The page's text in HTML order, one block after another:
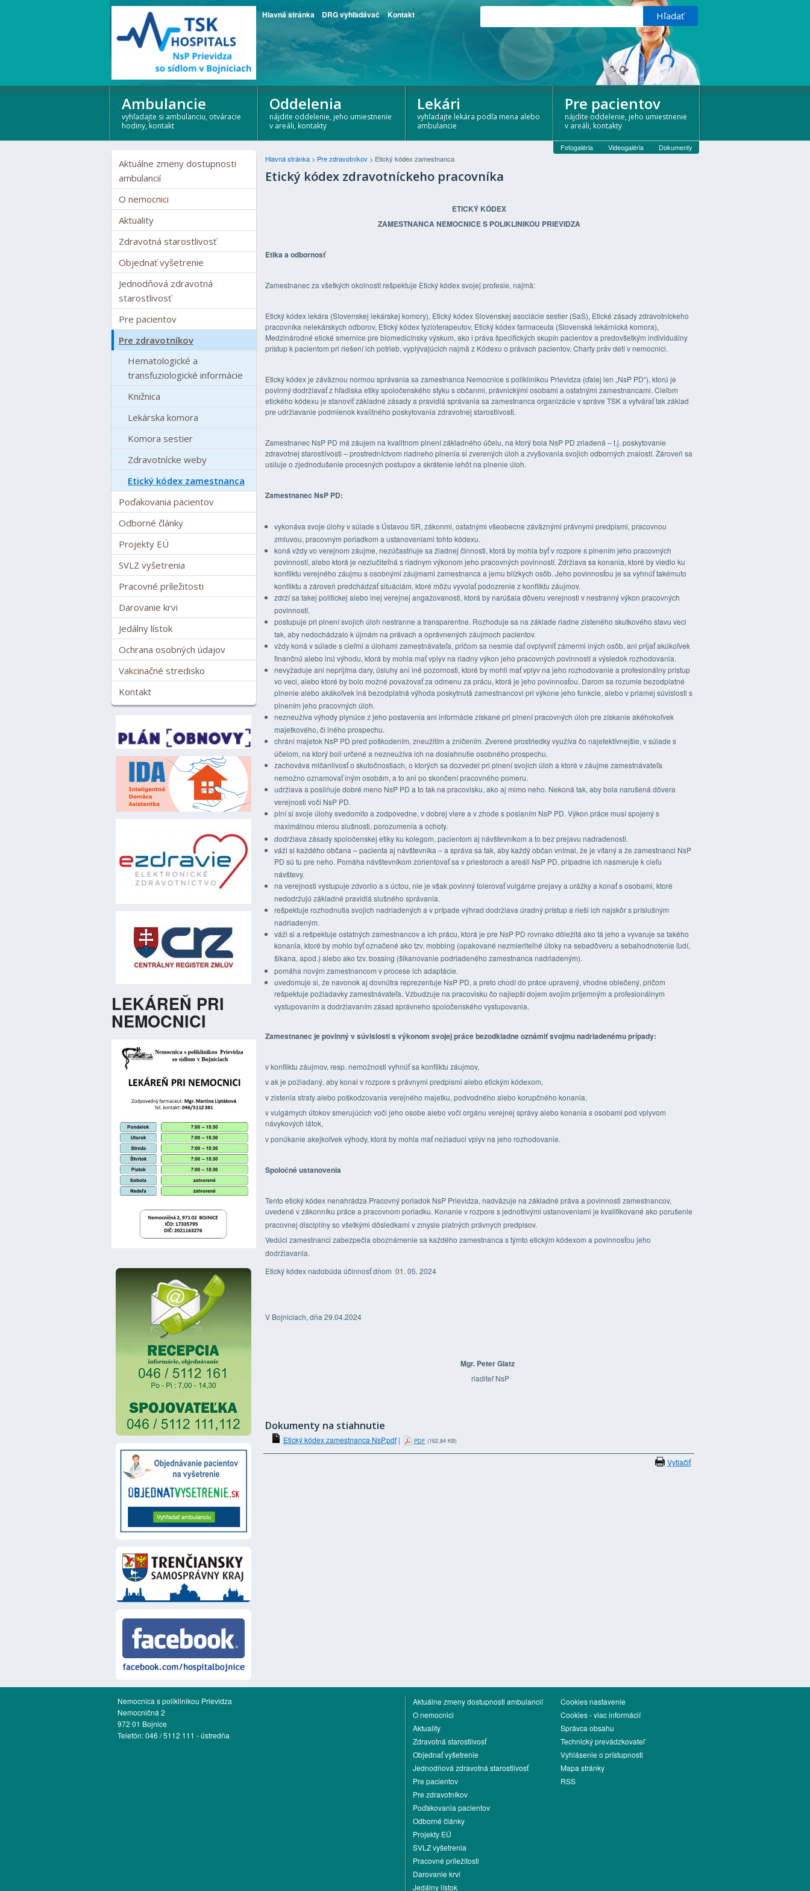
Hlavná stránka DRG vyhľadávač Kontakt
Ambulancie
vyhľadajte si ambulanciu, otváracie
hodiny, kontakt
Oddelenia
nájdite oddelenie, jeho umiestnenie
v areáli, kontakty
Lekári
vyhľadajte lekára podľa mena alebo
ambulancie
Pre pacientov
nájdite oddelenie, jeho umiestnenie
v areáli, kontakty
Aktuálne zmeny dostupnosti
ambulancií
O nemocnici
Aktuality
Zdravotná starostlivosť
Objednať vyšetrenie
Jednodňová zdravotná
starostlivosť
Pre pacientov
Pre zdravotníkov
Hematologické a
transfuziologické informácie
Knižnica
Lekárska komora
Komora sestier
Zdravotnícke weby
Etický kódex zamestnanca
Poďakovania pacientov
Odborné články
Projekty EÚ
SVLZ vyšetrenia
Pracovné príležitosti
Darovanie krvi
Jedálny lístok
Ochrana osobných údajov
Vakcinačné stredisko
Kontakt
LEKÁREŇ PRI
NEMOCNICI
Fotogaléria Videogaléria
Dokumenty
Hlavná stránka > Pre zdravotníkov > Etický kódex zamestnanca
Etický kódex zdravotníckeho pracovníka
ETICKÝ KÓDEX
ZAMESTNANCA NEMOCNICE S POLIKLINIKOU PRIEVIDZA
Etika a odbornosť
Zamestnanec za všetkých okolností rešpektuje Etický kódex svojej profesie, najmä:
Etický kódex lekára (Slovenskej lekárskej komory), Etický kódex Slovenskej asociácie sestier (SaS), Etické zásady zdravotníckeho
pracovníka nelekárskych odborov, Etický kódex fyzioterapeutov, Etický kódex farmaceuta (Slovenská lekárnická komora),
Medzinárodné etické smernice pre biomedicínsky výskum, ako i práva špecifických skupín pacientov a predovšetkým individuálny
prístup k pacientom pri riešení ich potrieb, vyplývajúcich najmä z Kódexu o právach pacientov, Charty práv detí v nemocnici.
Etický kódex je záväznou normou správania sa zamestnanca Nemocnice s poliklinikou Prievidza (ďalej len „NsP PD“), ktorú je
povinný dodržiavať z hľadiska etiky spoločenského styku s občanmi, právnickými osobami a ostatnými zamestnancami. Cieľom
etického kódexu je stanoviť základné zásady a pravidlá správania sa zamestnanca organizácie v správe TSK a vytvárať tak základ
pre udržiavanie podmienok kvalitného poskytovania zdravotnej starostlivosti.
Zamestnanec NsP PD má záujem na kvalitnom plnení základného účelu, na ktorý bola NsP PD zriadená – t.j. poskytovanie
zdravotnej starostlivosti – prostredníctvom riadneho plnenia si zverených úloh a zvyšovania svojich odborných znalostí. Zároveň sa
usiluje o zjednodušenie procesných postupov a skrátenie lehôt na plnenie úloh.
Zamestnanec NsP PD:
vykonáva svoje úlohy v súlade s Ústavou SR, zákonmi, ostatnými všeobecne záväznými právnymi predpismi, pracovnou
zmluvou, pracovným poriadkom a ustanoveniami tohto kódexu.
koná vždy vo verejnom záujme, nezúčastňuje sa žiadnej činnosti, ktorá by mohla byť v rozpore s plnením jeho pracovných
povinností, alebo ktorá je nezlučiteľná s riadnym výkonom jeho pracovných povinností. Zdržiava sa konania, ktoré by viedlo ku
konfliktu verejného záujmu s osobnými záujmami zamestnanca a jemu blízkych osôb. Jeho povinnosťou je sa vyhnúť takémuto
konfliktu a zároveň predchádzať situáciám, ktoré môžu vyvolať podozrenie z konfliktu záujmov.
zdrží sa takej politickej alebo inej verejnej angažovanosti, ktorá by narúšala dôveru verejnosti v nestranný výkon pracovných
povinností.
postupuje pri plnení svojich úloh nestranne a transparentne. Rozhoduje sa na základe riadne zisteného skutkového stavu veci
tak, aby nedochádzalo k újmám na právach a oprávnených záujmoch pacientov.
vždy koná v súlade s cieľmi a úlohami zamestnávateľa, pričom sa nesmie dať ovplyvniť zámermi iných osôb, ani prijať akúkoľvek
finančnú alebo inú výhodu, ktorá by mohla mať vplyv na riadny výkon jeho pracovných povinností a výsledok rozhodovania.
nevyžaduje ani neprijíma dary, úsluhy ani iné pozornosti, ktoré by mohli mať vplyv na jeho rozhodovanie a profesionálny prístup
vo veci, alebo ktoré by bolo možné považovať za odmenu za prácu, ktorá je jeho povinnosťou. Darom sa rozumie bezodplatné
plnenie alebo akákoľvek iná bezodplatná výhoda poskytnutá zamestnancovi pri výkone jeho funkcie, alebo v priamej súvislosti s
plnením jeho pracovných úloh.
nezneužíva výhody plynúce z jeho postavenia ani informácie získané pri plnení pracovných úloh pre získanie akéhokoľvek
majetkového, či iného prospechu.
chráni majetok NsP PD pred poškodením, zneužitím a zničením. Zverené prostriedky využíva čo najefektívnejšie, v súlade s
účelom, na ktorý boli určené a nezneužíva ich na dosiahnutie osobného prospechu.
zachováva mlčanlivosť o skutočnostiach, o ktorých sa dozvedel pri plnení svojich úloh a ktoré v záujme zamestnávateľa
nemožno oznamovať iným osobám, a to ani po skončení pracovného pomeru.
udržiava a posilňuje dobré meno NsP PD a to tak na pracovisku, ako aj mimo neho. Nekoná tak, aby bola narušená dôvera
verejnosti voči NsP PD.
plní si svoje úlohy svedomito a zodpovedne, v dobrej viere a v zhode s poslaním NsP PD. Výkon práce musí spojený s
maximálnou mierou slušnosti, porozumenia a ochoty.
dodržiava zásady spoločenskej etiky ku kolegom, pacientom aj návštevníkom a to bez prejavu nadradenosti.
váži si každého občana – pacienta aj návštevníka – a správa sa tak, aby každý občan vnímal, že je vítaný a že zamestnanci NsP
PD sú tu pre neho. Pomáha návštevníkom zorientovať sa v priestoroch a areáli NsP PD, prípadne ich nasmeruje k cieľu
návštevy.
na verejnosti vystupuje zdvorilo a s úctou, nie je však povinný tolerovať vulgárne prejavy a urážky a konať s osobami, ktoré
nedodržujú základné pravidlá slušného správania.
rešpektuje rozhodnutia svojich nadriadených a v prípade výhrad dodržiava úradný prístup a rieši ich najskôr s príslušným
nadriadeným.
váži si a rešpektuje ostatných zamestnancov a ich prácu, ktorá je pre NsP PD rovnako dôležitá ako tá jeho a vyvaruje sa takého
konania, ktoré by mohlo byť označené ako tzv. mobbing (opakované nezmieriteľné útoky na sebadôveru a sebahodnotenie ľudí,
šikana, apod.) alebo ako tzv. bossing (šikanovanie podriadeného zamestnanca nadriadeným).
pomáha novým zamestnancom v procese ich adaptácie.
uvedomuje si, že navonok aj dovnútra reprezentuje NsP PD, a preto chodí do práce upravený, vhodne oblečený, pričom
rešpektuje požiadavky zamestnávateľa. Vzbudzuje na pracovisku čo najlepší dojem svojim príjemným a profesionálnym
vystupovaním a dodržiavaním zásad správneho spoločenského vystupovania.
Zamestnanec je povinný v súvislosti s výkonom svojej práce bezodkladne oznámiť svojmu nadriadenému prípady:
v konfliktu záujmov, resp. nemožnosti vyhnúť sa konfliktu záujmov,
v ak je požiadaný, aby konal v rozpore s právnymi predpismi alebo etickým kódexom,
v zistenia straty alebo poškodzovania verejného majetku, podvodného alebo korupčného konania,
v vulgárnych útokov smerujúcich voči jeho osobe alebo voči orgánu verejnej správy alebo konania s osobami pod vplyvom
návykových látok,
v ponúkanie akejkoľvek výhody, ktorá by mohla mať nežiaduci vplyv na jeho rozhodovanie.
Spoločné ustanovenia
Tento etický kódex nenahrádza Pracovný poriadok NsP Prievidza, nadväzuje na základné práva a povinnosti zamestnancov,
uvedené v zákonníku práce a pracovnom poriadku. Konanie v rozpore s jednotlivými ustanoveniami je kvalifikované ako porušenie
pracovnej disciplíny so všetkými dôsledkami v zmysle platných právnych predpisov.
Vedúci zamestnanci zabezpečia oboznámenie sa každého zamestnanca s týmto etickým kódexom a povinnosťou jeho
dodržiavania.
Etický kódex nadobúda účinnosť dňom 01. 05. 2024
V Bojniciach, dňa 29.04.2024
Mgr. Peter Glatz
riaditeľ NsP
Dokumenty na stiahnutie
Etický kódex zamestnanca NsP.pdf| PDF (162,84 KB)
Vytlačiť
Nemocnica s poliklinikou Prievidza
Nemocničná 2
972 01 Bojnice
Telefón: 046 / 5112 111 - ústredňa
Aktuálne zmeny dostupnosti ambulancií
O nemocnici
Aktuality
Zdravotná starostlivosť
Objednať vyšetrenie
Jednodňová zdravotná starostlivosť
Pre pacientov
Pre zdravotníkov
Poďakovania pacientov
Odborné články
Projekty EÚ
SVLZ vyšetrenia
Pracovné príležitosti
Darovanie krvi
Jedálny lístok
Cookies nastavenie
Cookies - viac informácií
Správca obsahu
Technický prevádzkovateľ
Vyhlásenie o prístupnosti
Mapa stránky
RSS